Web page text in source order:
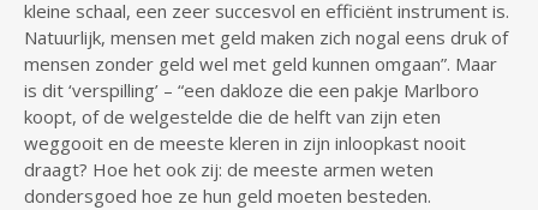
kleine schaal, een zeer succesvol en efficiënt instrument is.
Natuurlijk, mensen met geld maken zich nogal eens druk of
mensen zonder geld wel met geld kunnen omgaan”. Maar
is dit ‘verspilling’ – “een dakloze die een pakje Marlboro
koopt, of de welgestelde die de helft van zijn eten
weggooit en de meeste kleren in zijn inloopkast nooit
draagt? Hoe het ook zij: de meeste armen weten
dondersgoed hoe ze hun geld moeten besteden.